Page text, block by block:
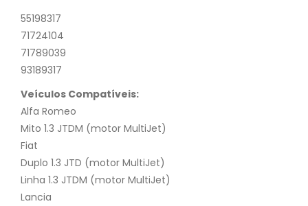
55198317
71724104
71789039
93189317
Veículos Compatíveis:
Alfa Romeo
Mito 1.3 JTDM (motor MultiJet)
Fiat
Duplo 1.3 JTD (motor MultiJet)
Linha 1.3 JTDM (motor MultiJet)
Lancia